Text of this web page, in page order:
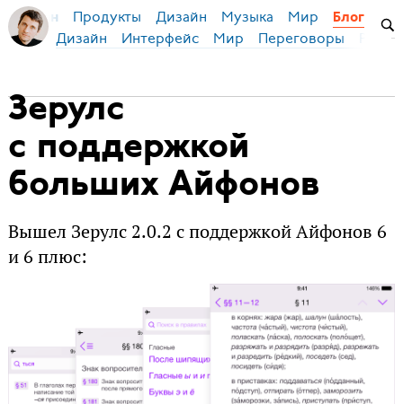
Бирман Продукты Дизайн Музыка Мир Блог
Дизайн Интерфейс Мир Переговоры
Зерулс
с поддержкой
больших Айфонов
Вышел Зерулс 2.0.2 с поддержкой Айфонов 6
и 6 плюс: